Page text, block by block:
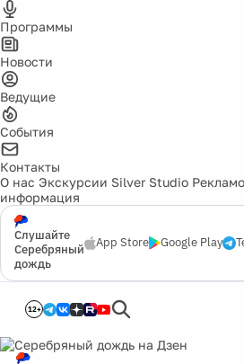
Программы
Новости
Ведущие
События
Контакты
О нас Экскурсии Silver Studio
информация
Слушайте
Серебряный
дождь
App Store Google Play
12+